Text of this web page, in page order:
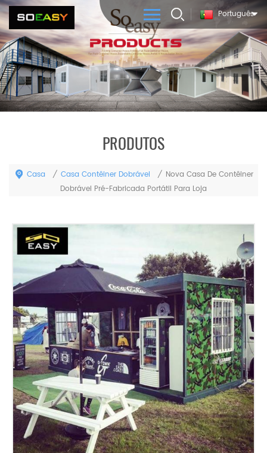
Português
PRODUTOS
Casa / Casa Contêiner Dobrável / Nova Casa De Contêiner
Dobrável Pré-Fabricada Portátil Para Loja